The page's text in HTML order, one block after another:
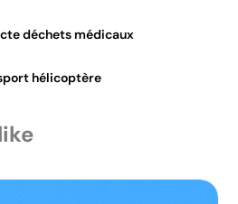
déchets médicaux
hélicoptère